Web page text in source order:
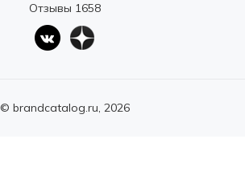
Отзывы 1658
© brandcatalog.ru, 2026